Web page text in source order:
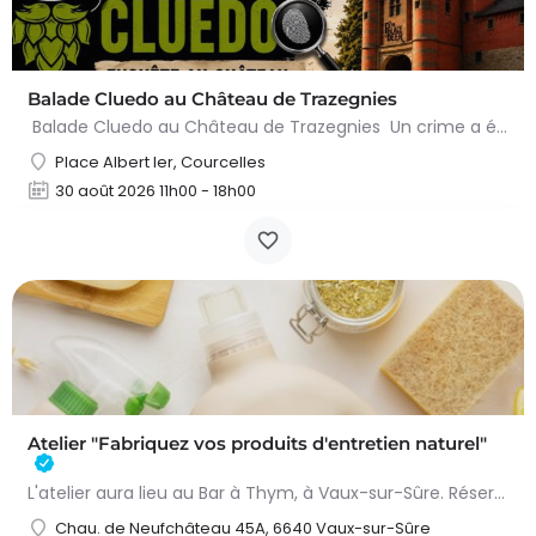
Balade Cluedo au Château de Trazegnies
Balade Cluedo au Château de Trazegnies Un crime a été commis au Château de Trazegnies… À vous de résoudre…
Place Albert Ier, Courcelles
30 août 2026 11h00 - 18h00
Atelier "Fabriquez vos produits d'entretien naturel"
L'atelier aura lieu au Bar à Thym, à Vaux-sur-Sûre. Réservation :
Chau. de Neufchâteau 45A, 6640 Vaux-sur-Sûre